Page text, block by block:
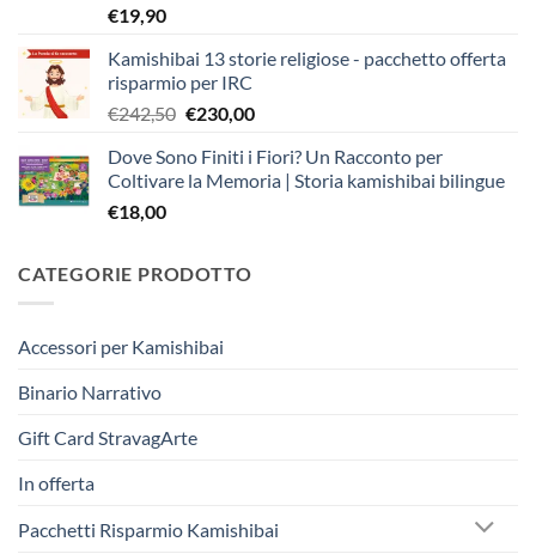
€19,90
Kamishibai 13 storie religiose - pacchetto offerta
risparmio per IRC
€242,50 Il
originale
era:
€230,00Il
attuale
è:
Dove Sono Finiti i Fiori? Un Racconto per
Coltivare la Memoria | Storia kamishibai bilingue
€18,00
CATEGORIE PRODOTTO
Accessori per Kamishibai
Binario Narrativo
Gift Card StravagArte
In offerta
Pacchetti Risparmio Kamishibai